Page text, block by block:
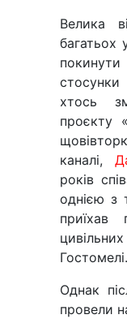
Велика
багатьох
хтось
проєкту
каналі,
років
однією з
приїхав
Гостомелі.
Однак
провели